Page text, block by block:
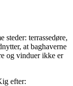
steder: terrassedøre,
at baghaverne
og vinduer ikke er
efter: